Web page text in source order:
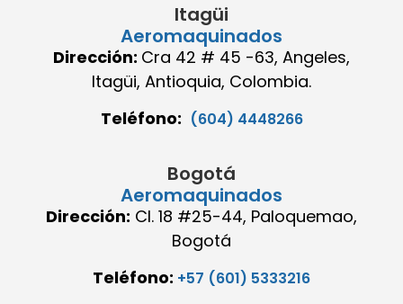
Itagüi
Aeromaquinados
Dirección: Cra 42 # 45 -63, Angeles,
Itagüi, Antioquia, Colombia.
Teléfono: (604) 4448266
Bogotá
Aeromaquinados
Dirección: Cl. 18 #25-44, Paloquemao,
Bogotá
Teléfono: +57 (601) 5333216